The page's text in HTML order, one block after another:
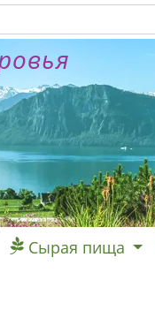
Сырая пища